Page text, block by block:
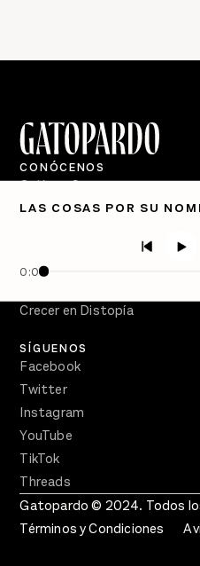
LAS COSAS POR SU
0:00
CONÓCENOS
Quiénes Somos
Directorio
Semanario Gatopardo
Crecer en Distopía
SÍGUENOS
Facebook
Twitter
Instagram
YouTube
TikTok
Threads
Gatopardo © 2024. Todos
Términos y Condiciones